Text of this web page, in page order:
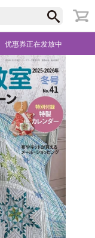
优惠券正在发放中